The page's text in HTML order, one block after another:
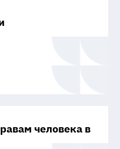
человека в